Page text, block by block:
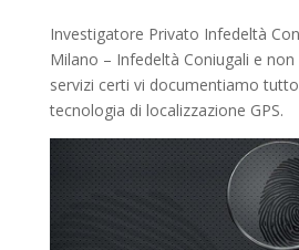
Investigatore Privato Infedeltà
Milano – Infedeltà Coniugali e
servizi certi vi documentiamo
tecnologia di localizzazione GPS.